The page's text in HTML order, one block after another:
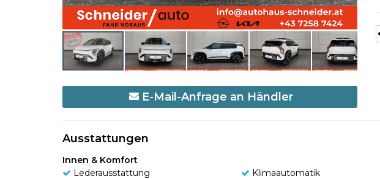
E-Mail-Anfrage an Händler
Ausstattungen
Innen & Komfort
Lederausstattung
Klimaautomatik